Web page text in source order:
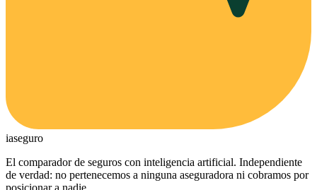
iaseguro
El comparador de seguros con inteligencia artificial. Independiente
de verdad: no pertenecemos a ninguna aseguradora ni cobramos por
posicionar a nadie.